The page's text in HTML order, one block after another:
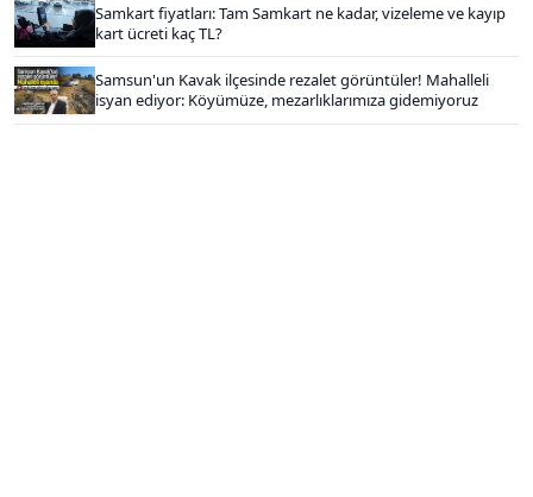
Samkart fiyatları: Tam Samkart ne kadar, vizeleme ve kayıp
kart ücreti kaç TL?
Samsun'un Kavak ilçesinde rezalet görüntüler! Mahalleli
isyan ediyor: Köyümüze, mezarlıklarımıza gidemiyoruz